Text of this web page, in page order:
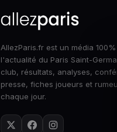
AllezParis.fr est un média
l'actualité du Paris Saint-
club, résultats, analyses,
presse, fiches joueurs et
chaque jour.